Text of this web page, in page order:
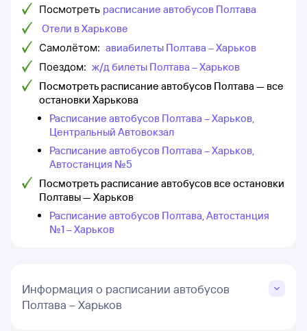
Посмотреть расписание автобусов Полтава
Отели в Харькове
Самолётом: авиабилеты Полтава – Харьков
Поездом: ж/д билеты Полтава – Харьков
Посмотреть расписание автобусов Полтава — все
остановки Харькова
Расписание автобусов Полтава – Харьков,
Центральный Автовокзал
Расписание автобусов Полтава – Харьков,
Автостанция №5
Посмотреть расписание автобусов все остановки
Полтавы — Харьков
Расписание автобусов Полтава, Автостанция
№1 – Харьков
Информация о расписании автобусов
Полтава – Харьков